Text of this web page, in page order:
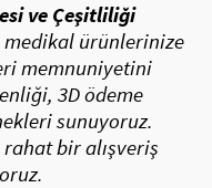
ve Çeşitliliği
medikal ürünlerinize
memnuniyetini
3D ödeme
sunuyoruz.
bir alışveriş